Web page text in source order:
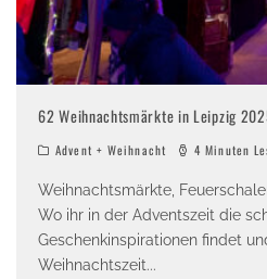
62 Weihnachtsmärkte in Leipzig
Advent + Weihnacht 4 Minuten
Weihnachtsmärkte,
Wo ihr in der Adventszeit die
Geschenkinspirationen findet
Weihnachtszeit...